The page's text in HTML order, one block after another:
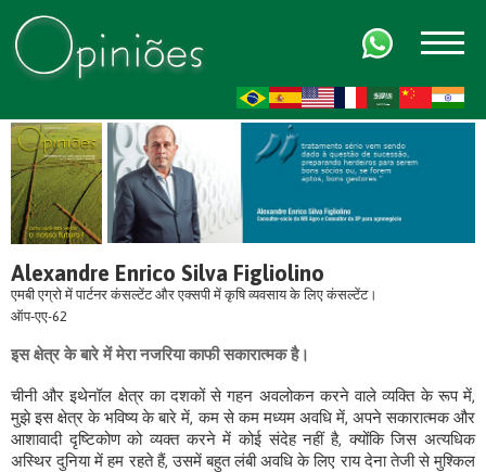
Alexandre Enrico Silva Figliolino
एमबी एग्रो में पार्टनर कंसल्टेंट और एक्सपी में कृषि व्यवसाय के लिए कंसल्टेंट।
ऑप-एए-62
इस क्षेत्र के बारे में मेरा नजरिया काफी सकारात्मक है।
चीनी और इथेनॉल क्षेत्र का दशकों से गहन अवलोकन करने वाले व्यक्ति के रूप में,
मुझे इस क्षेत्र के भविष्य के बारे में, कम से कम मध्यम अवधि में, अपने सकारात्मक और
आशावादी दृष्टिकोण को व्यक्त करने में कोई संदेह नहीं है, क्योंकि जिस अत्यधिक
अस्थिर दुनिया में हम रहते हैं, उसमें बहुत लंबी अवधि के लिए राय देना तेजी से मुश्किल